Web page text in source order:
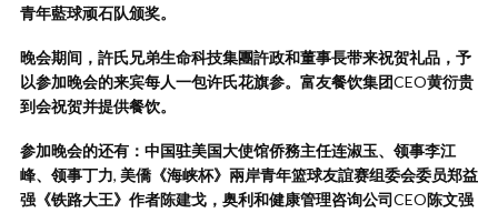
青年藍球顽石队颁奖。
晚会期间，許氏兄弟生命科技集團許政和董事長带来祝贺礼品，予
以参加晚会的来宾每人一包许氏花旗参。富友餐饮集团CEO黄衍贵
到会祝贺并提供餐饮。
参加晚会的还有：中国驻美国大使馆侨務主任连淑玉、领事李江
峰、领事丁力, 美僑《海峡杯》兩岸青年篮球友誼赛组委会委员郑益
强《铁路大王》作者陈建戈，奥利和健康管理咨询公司CEO陈文强